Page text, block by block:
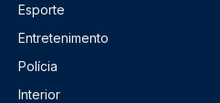
Esporte
Entretenimento
Polícia
Interior